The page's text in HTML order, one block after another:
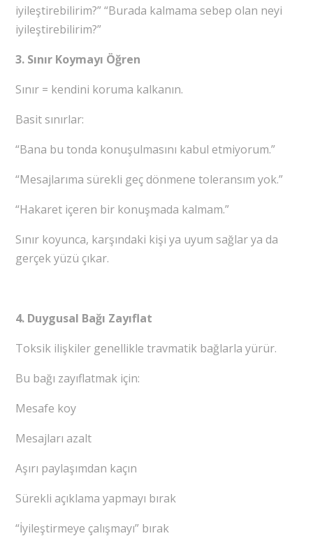
iyileştirebilirim?” “Burada kalmama sebep olan neyi
iyileştirebilirim?”
3. Sınır Koymayı Öğren
Sınır = kendini koruma kalkanın.
Basit sınırlar:
“Bana bu tonda konuşulmasını kabul etmiyorum.”
“Mesajlarıma sürekli geç dönmene toleransım yok.”
“Hakaret içeren bir konuşmada kalmam.”
Sınır koyunca, karşındaki kişi ya uyum sağlar ya da
gerçek yüzü çıkar.
4. Duygusal Bağı Zayıflat
Toksik ilişkiler genellikle travmatik bağlarla yürür.
Bu bağı zayıflatmak için:
Mesafe koy
Mesajları azalt
Aşırı paylaşımdan kaçın
Sürekli açıklama yapmayı bırak
“İyileştirmeye çalışmayı” bırak